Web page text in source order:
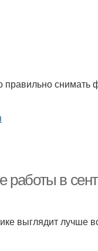
снимать
работы в
выглядит лучше